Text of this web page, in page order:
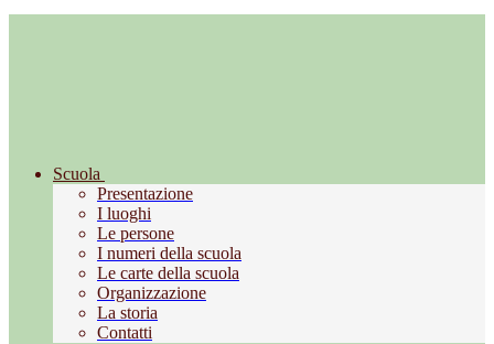
Scuola
Presentazione
I luoghi
Le persone
I numeri della scuola
Le carte della scuola
Organizzazione
La storia
Contatti